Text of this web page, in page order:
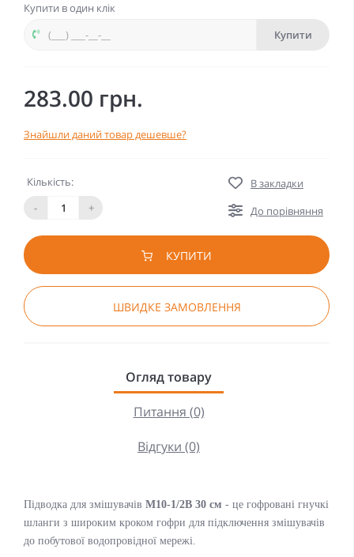
Купити в один клік
Купити
283.00 грн.
Знайшли даний товар дешевше?
Кількість:
-
+
В закладки
До порівняння
КУПИТИ
ШВИДКЕ ЗАМОВЛЕННЯ
Огляд товару
Питання (0)
Відгуки (0)
Підводка для змішувачів М10-1/2В 30 см - це гофровані гнучкі
шланги з широким кроком гофри для підключення змішувачів
до побутової водопровідної мережі.